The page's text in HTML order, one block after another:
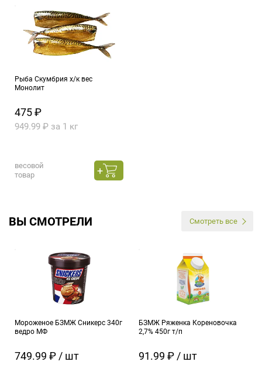
Рыба Скумбрия х/к вес
Монолит
475 ₽
949.99 ₽ за 1 кг
весовой
товар
ВЫ СМОТРЕЛИ Смотреть все
Мороженое БЗМЖ Сникерс 340г
ведро МФ
749.99 ₽ / шт
БЗМЖ Ряженка Кореновочка
2,7% 450г т/п
91.99 ₽ / шт